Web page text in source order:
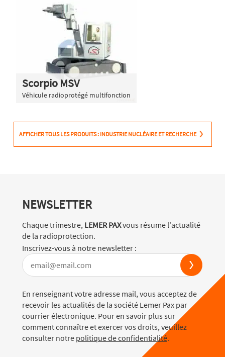
Scorpio MSV
Véhicule radioprotégé multifonction
AFFICHER TOUS LES PRODUITS : INDUSTRIE NUCLÉAIRE ET RECHERCHE
NEWSLETTER
Chaque trimestre, LEMER PAXvous résume l'actualité
de la radioprotection.
Inscrivez-vous à notre newsletter :
En renseignant votre adresse mail, vous acceptez de
recevoir les actualités de la société Lemer Pax par
courrier électronique. Pour en savoir plus sur
comment connaître et exercer vos droits, veuillez
consulter notre politique de confidentialité.